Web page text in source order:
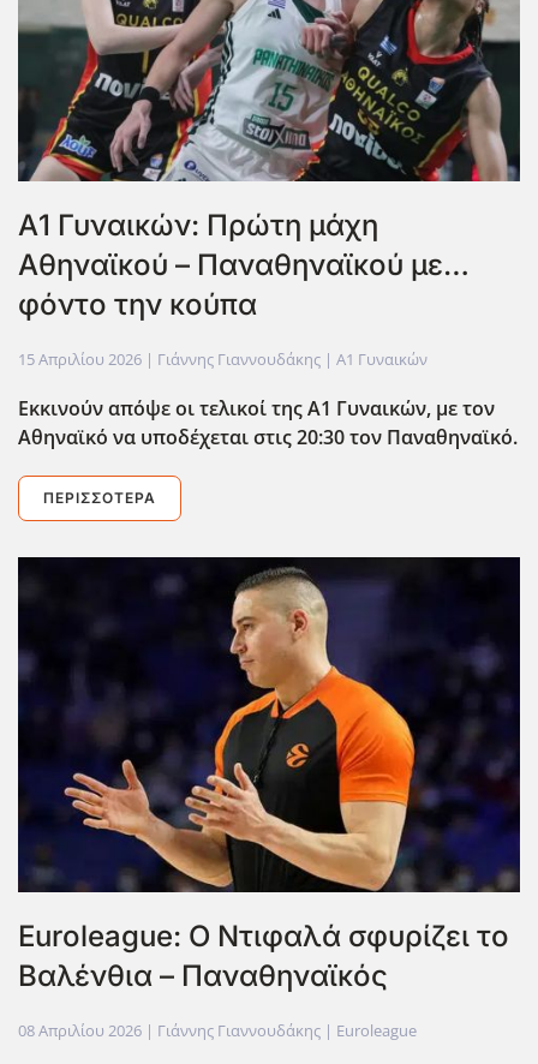
Α1 Γυναικών: Πρώτη μάχη
Αθηναϊκού – Παναθηναϊκού με…
φόντο την κούπα
15 Απριλίου 2026 | Γιάννης Γιαννουδάκης | Α1 Γυναικών
Εκκινούν απόψε οι τελικοί της Α1 Γυναικών, με τον
Αθηναϊκό να υποδέχεται στις 20:30 τον Παναθηναϊκό.
ΠΕΡΙΣΣΌΤΕΡΑ
Euroleague: Ο Ντιφαλά σφυρίζει το
Βαλένθια – Παναθηναϊκός
08 Απριλίου 2026 | Γιάννης Γιαννουδάκης | Euroleague